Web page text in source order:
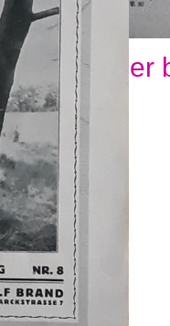
Visa fler